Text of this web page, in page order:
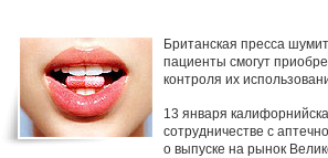
Британская пресса
пациенты смогут
контроля их
13 января
сотрудничестве с
о выпуске на рынок